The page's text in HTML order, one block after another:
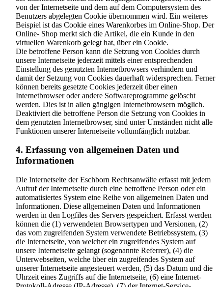
von der Internetseite und dem auf dem Computersystem des
Benutzers abgelegten Cookie übernommen wird. Ein weiteres
Beispiel ist das Cookie eines Warenkorbes im Online-Shop. Der
Online- Shop merkt sich die Artikel, die ein Kunde in den
virtuellen Warenkorb gelegt hat, über ein Cookie.
Die betroffene Person kann die Setzung von Cookies durch
unsere Internetseite jederzeit mittels einer entsprechenden
Einstellung des genutzten Internetbrowsers verhindern und
damit der Setzung von Cookies dauerhaft widersprechen. Ferner
können bereits gesetzte Cookies jederzeit über einen
Internetbrowser oder andere Softwareprogramme gelöscht
werden. Dies ist in allen gängigen Internetbrowsern möglich.
Deaktiviert die betroffene Person die Setzung von Cookies in
dem genutzten Internetbrowser, sind unter Umständen nicht alle
Funktionen unserer Internetseite vollumfänglich nutzbar.
4. Erfassung von allgemeinen Daten und
Informationen
Die Internetseite der Eschborn Rechtsanwälte erfasst mit jedem
Aufruf der Internetseite durch eine betroffene Person oder ein
automatisiertes System eine Reihe von allgemeinen Daten und
Informationen. Diese allgemeinen Daten und Informationen
werden in den Logfiles des Servers gespeichert. Erfasst werden
können die (1) verwendeten Browsertypen und Versionen, (2)
das vom zugreifenden System verwendete Betriebssystem, (3)
die Internetseite, von welcher ein zugreifendes System auf
unsere Internetseite gelangt (sogenannte Referrer), (4) die
Unterwebseiten, welche über ein zugreifendes System auf
unserer Internetseite angesteuert werden, (5) das Datum und die
Uhrzeit eines Zugriffs auf die Internetseite, (6) eine Internet-